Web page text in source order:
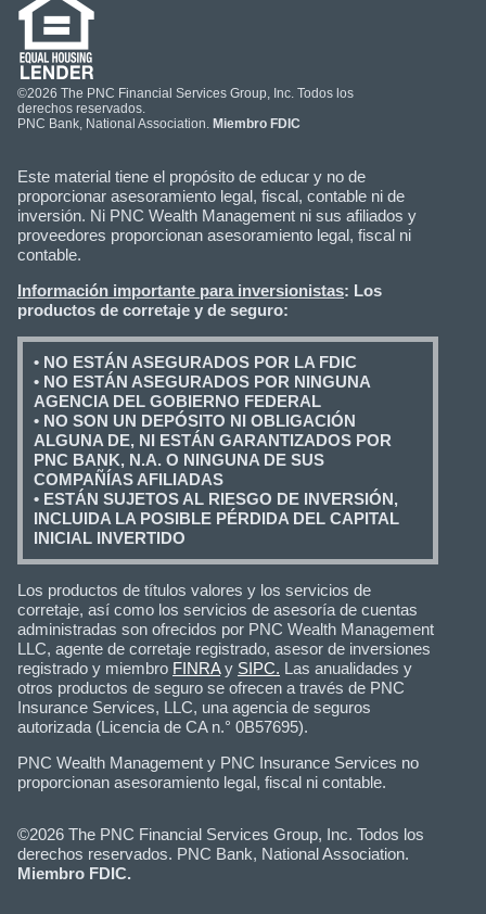
©2026 The PNC Financial Services Group, Inc. Todos los
derechos reservados.
PNC Bank, National Association. Miembro FDIC
Este material tiene el propósito de educar y no de
proporcionar asesoramiento legal, fiscal, contable ni de
inversión. Ni PNC Wealth Management ni sus afiliados y
proveedores proporcionan asesoramiento legal, fiscal ni
contable.
Información importante para inversionistas: Los
productos de corretaje y de seguro:
• NO ESTÁN ASEGURADOS POR LA FDIC
• NO ESTÁN ASEGURADOS POR NINGUNA
AGENCIA DEL GOBIERNO FEDERAL
• NO SON UN DEPÓSITO NI OBLIGACIÓN
ALGUNA DE, NI ESTÁN GARANTIZADOS POR
PNC BANK, N.A. O NINGUNA DE SUS
COMPAÑÍAS AFILIADAS
• ESTÁN SUJETOS AL RIESGO DE INVERSIÓN,
INCLUIDA LA POSIBLE PÉRDIDA DEL CAPITAL
INICIAL INVERTIDO
Los productos de títulos valores y los servicios de
corretaje, así como los servicios de asesoría de cuentas
administradas son ofrecidos por PNC Wealth Management
LLC, agente de corretaje registrado, asesor de inversiones
registrado y miembro FINRAy SIPC. Las anualidades y
otros productos de seguro se ofrecen a través de PNC
Insurance Services, LLC, una agencia de seguros
autorizada (Licencia de CA n.° 0B57695).
PNC Wealth Management y PNC Insurance Services no
proporcionan asesoramiento legal, fiscal ni contable.
©2026 The PNC Financial Services Group, Inc. Todos los
derechos reservados. PNC Bank, National Association.
Miembro FDIC.